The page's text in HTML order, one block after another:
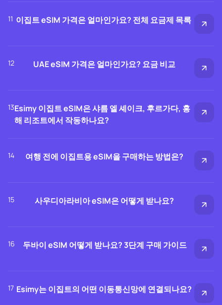
11 이집트 eSIM 가격은 얼마인가요? 전체 요금제 목록
12 UAE eSIM 가격은 얼마인가요? 요금 비교
13Esimy 이집트 eSIM은 샤름 엘 셰이크, 후르가다, 홍
해 리조트에서 작동하나요?
14 여행 전에 이집트용 eSIM을 구매하는 방법은?
15 사우디아라비아 eSIM은 어떻게 받나요?
16 두바이 eSIM 어떻게 받나요? 3단계 구매 가이드
17 Esimy는 이집트의 어떤 이동통신망에 연결되나요?